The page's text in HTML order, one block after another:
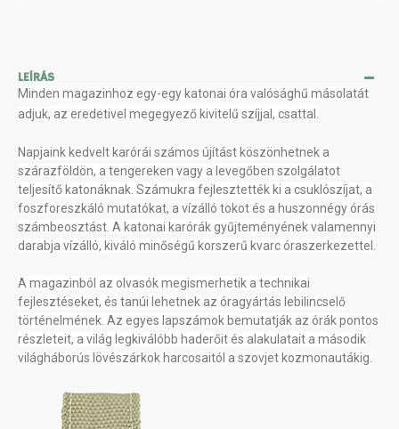
LEÍRÁS
Minden magazinhoz egy-egy katonai óra valósághű másolatát
adjuk, az eredetivel megegyező kivitelű szíjjal, csattal.
Napjaink kedvelt karórái számos újítást köszönhetnek a
szárazföldön, a tengereken vagy a levegőben szolgálatot
teljesítő katonáknak. Számukra fejlesztették ki a csuklószíjat, a
foszforeszkáló mutatókat, a vízálló tokot és a huszonnégy órás
számbeosztást. A katonai karórák gyűjteményének valamennyi
darabja vízálló, kiváló minőségű korszerű kvarc óraszerkezettel.
A magazinból az olvasók megismerhetik a technikai
fejlesztéseket, és tanúi lehetnek az óragyártás lebilincselő
történelmének. Az egyes lapszámok bemutatják az órák pontos
részleteit, a világ legkiválóbb haderőit és alakulatait a második
világháborús lövészárkok harcosaitól a szovjet kozmonautákig.